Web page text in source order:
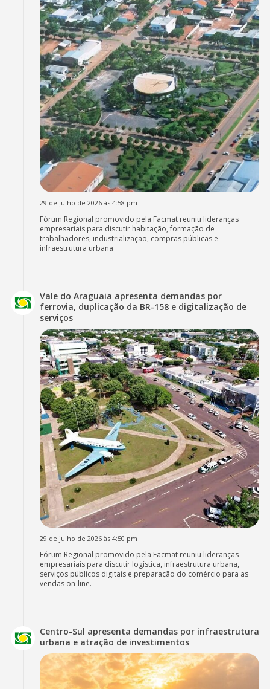
29 de julho de 2026 às 4:58 pm
Fórum Regional promovido pela Facmat reuniu lideranças
empresariais para discutir habitação, formação de
trabalhadores, industrialização, compras públicas e
infraestrutura urbana
Vale do Araguaia apresenta demandas por
ferrovia, duplicação da BR-158 e digitalização de
serviços
29 de julho de 2026 às 4:50 pm
Fórum Regional promovido pela Facmat reuniu lideranças
empresariais para discutir logística, infraestrutura urbana,
serviços públicos digitais e preparação do comércio para as
vendas on-line.
Centro-Sul apresenta demandas por infraestrutura
urbana e atração de investimentos